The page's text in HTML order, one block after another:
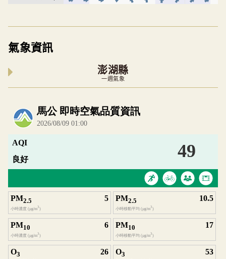
氣象資訊
澎湖縣
一週氣象
內嵌空氣品質小工具為視覺預覽，完整即時空